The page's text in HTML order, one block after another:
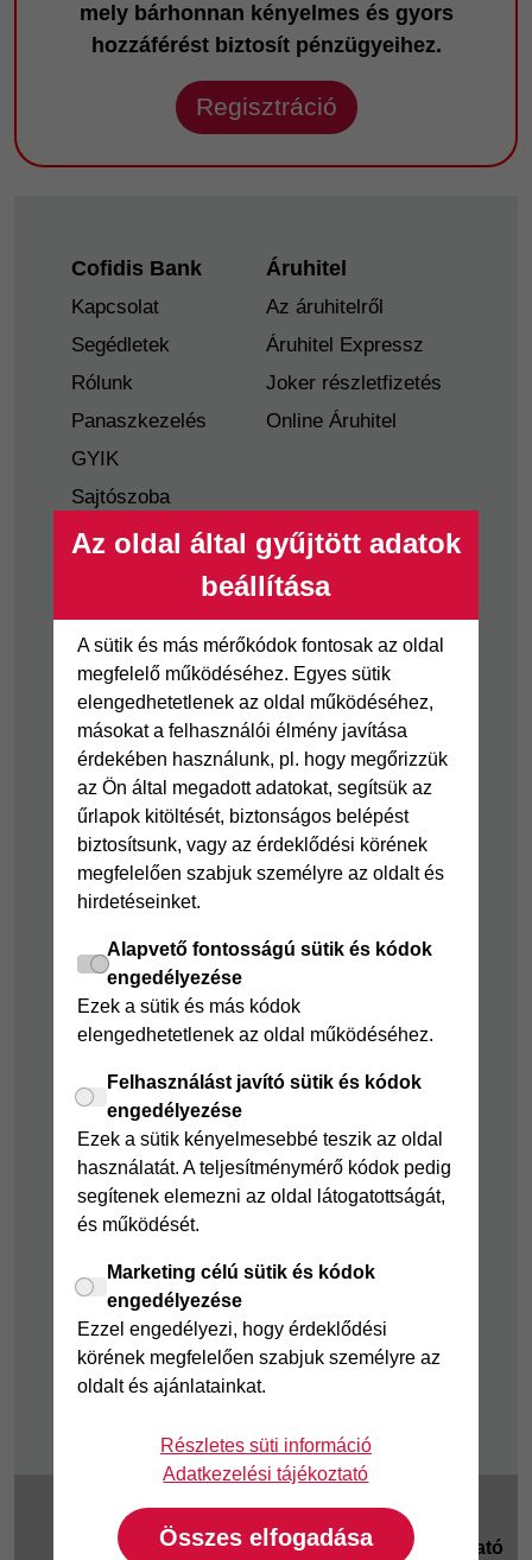
mely bárhonnan kényelmes és gyors
hozzáférést biztosít pénzügyeihez.
Regisztráció
Az oldal által gyűjtött adatok
beállítása
A sütik és más mérőkódok fontosak az oldal
megfelelő működéséhez. Egyes sütik
elengedhetetlenek az oldal működéséhez,
másokat a felhasználói élmény javítása
érdekében használunk, pl. hogy megőrizzük
az Ön által megadott adatokat, segítsük az
űrlapok kitöltését, biztonságos belépést
biztosítsunk, vagy az érdeklődési körének
megfelelően szabjuk személyre az oldalt és
hirdetéseinket.
Alapvető fontosságú sütik és kódok
engedélyezése
Ezek a sütik és más kódok
elengedhetetlenek az oldal működéséhez.
Felhasználást javító sütik és kódok
engedélyezése
Ezek a sütik kényelmesebbé teszik az oldal
használatát. A teljesítménymérő kódok pedig
segítenek elemezni az oldal látogatottságát,
és működését.
Marketing célú sütik és kódok
engedélyezése
Ezzel engedélyezi, hogy érdeklődési
körének megfelelően szabjuk személyre az
oldalt és ajánlatainkat.
Részletes süti információ
Adatkezelési tájékoztató
Összes elfogadása
Footer
Cofidis Bank
Kapcsolat
Segédletek
Rólunk
Panaszkezelés
GYIK
Sajtószoba
Nyilvánosságra
Visszaélés-bejelentés
Tájékoztató
fogyatékkal élő
ügyfelek részére
Áruhitel
Az áruhitelről
Áruhitel Expressz
Joker részletfizetés
Online Áruhitel
Hitelkártya
Cofidis Hitelkártya
Joker részletfizetés
Áruhitel Expressz
Mindig Kéznél
kölcsön
Személyikölcsön
Cofidis személyi
kölcsön
Cofidis Bank
Mindig Kéznél
kölcsön
Takarékszámla
Pénzügyi Navigátor
Cofidis Bank a
Zöldebb Környezetért
Zöldebb Jövőért
Biztonságos
pénzügyek
Fizetési nehézség
2025 © Magyar
Cofidis Bank Zrt.
Cookie beállítások
Adatkezelési tájékoztató